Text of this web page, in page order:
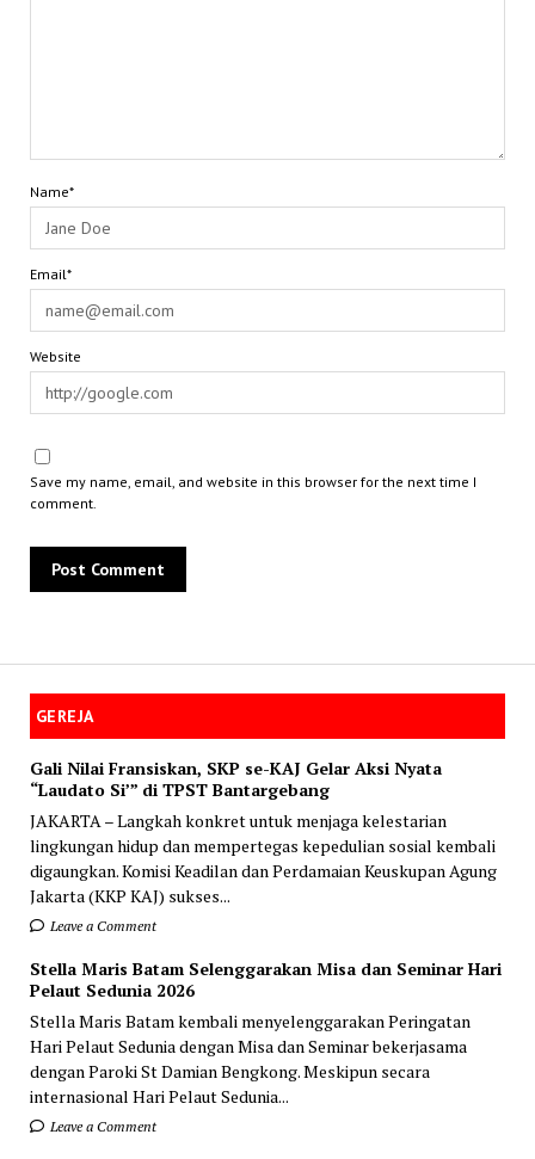
GEREJA
Gali Nilai Fransiskan, SKP se-KAJ Gelar Aksi Nyata
“Laudato Si’” di TPST Bantargebang
JAKARTA – Langkah konkret untuk menjaga kelestarian
lingkungan hidup dan mempertegas kepedulian sosial kembali
digaungkan. Komisi Keadilan dan Perdamaian Keuskupan Agung
Jakarta (KKP KAJ) sukses...
Leave a Comment
Stella Maris Batam Selenggarakan Misa dan Seminar Hari
Pelaut Sedunia 2026
Stella Maris Batam kembali menyelenggarakan Peringatan
Hari Pelaut Sedunia dengan Misa dan Seminar bekerjasama
dengan Paroki St Damian Bengkong. Meskipun secara
internasional Hari Pelaut Sedunia...
Leave a Comment
Name*
Email*
Website
Save my name, email, and website in this browser for the next time I
comment.